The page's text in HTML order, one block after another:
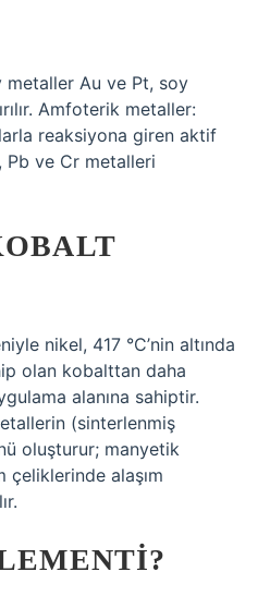
metaller Au ve Pt, soy
Amfoterik metaller:
reaksiyona giren aktif
Pb ve Cr metalleri
nikel, 417 °C’nin altında
olan kobalttan daha
alanına sahiptir.
(sinterlenmiş
oluşturur; manyetik
çeliklerinde alaşım